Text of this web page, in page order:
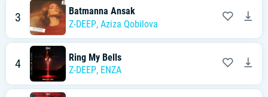
3
Batmanna Ansak
Z-DEEP, Aziza Qobilova
4
Ring My Bells
Z-DEEP, ENZA